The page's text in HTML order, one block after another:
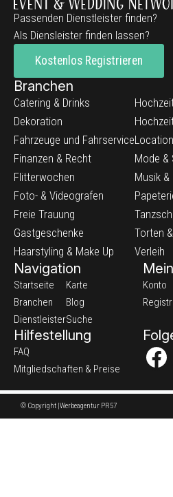
Passenden Dienstleister finden?
Als Diensleister finden lassen?
Kostenlos Registrieren
Branchen
Catering & Drinks
Dekoration
Fahrzeuge und Fahrservice
Finanzen & Recht
Flitterwochen
Foto- & Videografen
Freie Trauung
Gastgeschenke
Haarstyling & Make Up
Mode &
Musik &
Torten
Verleih
Navigation
Startseite
Branchen
Dienstleister
Karte
Blog
Suche
Konto
Hilfestellung
FAQ
Mitgliedschaften & Preise
© Copyright |Werbeagentur PR57